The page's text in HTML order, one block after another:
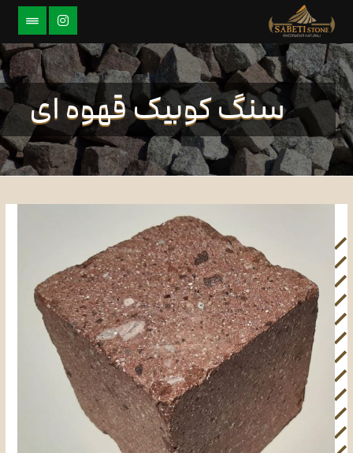
سنگ کوبیک قهوه ای